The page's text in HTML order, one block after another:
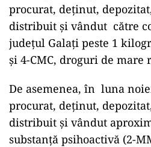
procurat, deţinut,
distribuit şi vândut către
județul Galați peste 1
și 4-CMC, droguri de mare
De asemenea, în luna
procurat, deţinut,
distribuit şi vândut
substanţă psihoactivă (2-